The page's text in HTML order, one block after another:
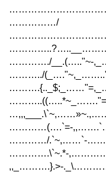
……………/
…………./
………../
…………(….`=-
…………/.`~,……`-
………….\`~.*-
,,_……….}.>-